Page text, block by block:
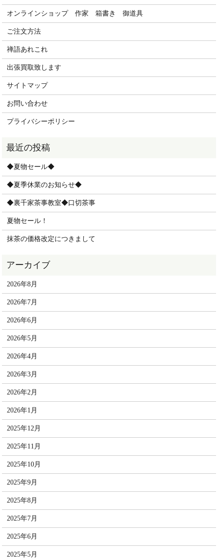
オンラインショップ 作家 箱書き 御道具
ご注文方法
禅語あれこれ
出張買取致します
サイトマップ
お問い合わせ
プライバシーポリシー
◆夏物セール◆
◆夏季休業のお知らせ◆
◆裏千家茶事教室◆口切茶事
夏物セール！
抹茶の価格改定につきまして
2026年8月
2026年7月
2026年6月
2026年5月
2026年4月
2026年3月
2026年2月
2026年1月
2025年12月
2025年11月
2025年10月
2025年9月
2025年8月
2025年7月
2025年6月
2025年5月